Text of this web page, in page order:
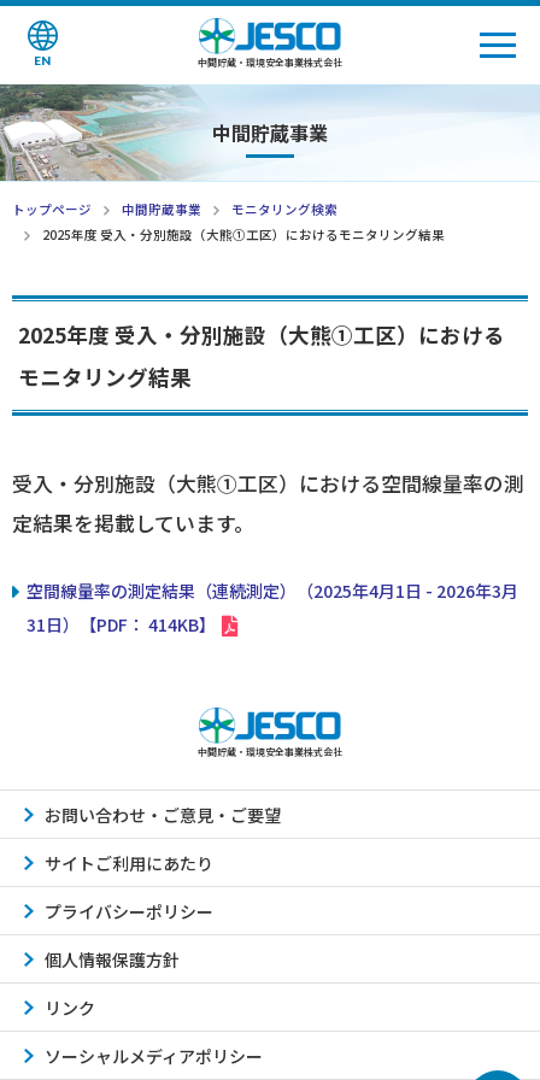
中間貯蔵・環境安全事業株式会社
EN
中間貯蔵事業
トップページ 中間貯蔵事業
モニタリング検索
2025年度 受入・分別施設（大熊①工区）におけるモニタリング結果
2025年度 受入・分別施設（大熊①工区）における
モニタリング結果
受入・分別施設（大熊①工区）における空間線量率の測
定結果を掲載しています。
空間線量率の測定結果（連続測定）（2025年4月1日 - 2026年3月
31日）【PDF： 414KB】
中間貯蔵・環境安全事業株式会社
お問い合わせ・ご意見・ご要望
サイトご利用にあたり
プライバシーポリシー
個人情報保護方針
リンク
ソーシャルメディアポリシー